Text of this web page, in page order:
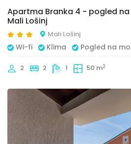
Apartma Branka 4 - pogled
Mali Lošinj
Mali Lošinj
Wi-fi Klima Pogled na
2 2 1 50 m2